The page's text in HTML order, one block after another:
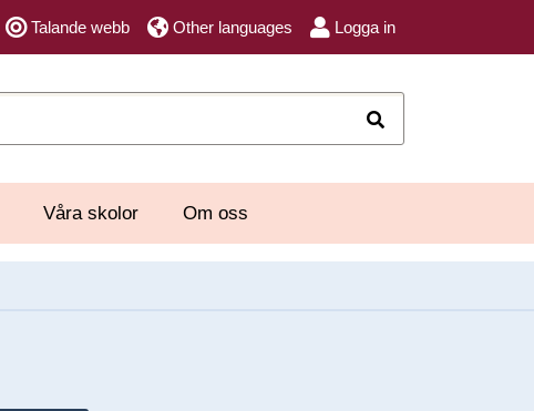
Talande webb Other languages Logga in
Våra skolor Om oss